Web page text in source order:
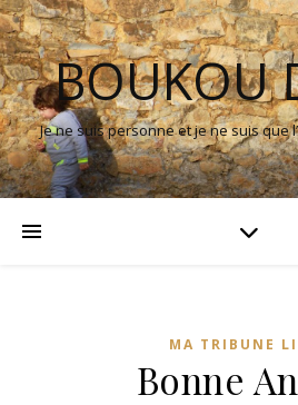
BOUKOU
Je ne suis personne et je ne suis que
MA TRIBUNE
Bonne